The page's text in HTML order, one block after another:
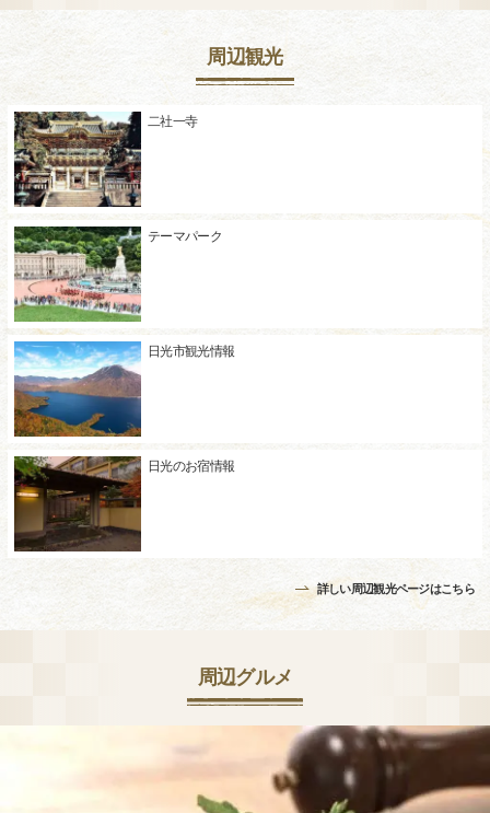
周辺観光
二社一寺
テーマパーク
日光市観光情報
日光のお宿情報
詳しい周辺観光ページはこちら
周辺グルメ